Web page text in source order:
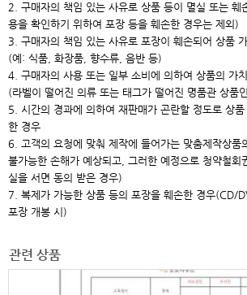
2. 구매자의 책임 있는 사유로 상품 등이 멸실 또는 훼
용을 확인하기 위하여 포장 등을 훼손한 경우는 제외)
3. 구매자의 책임 있는 사유로 포장이 훼손되어 상품
(예: 식품, 화장품, 향수류, 음반 등)
4. 구매자의 사용 또는 일부 소비에 의하여 상품의 가
(라벨이 떨어진 의류 또는 태그가 떨어진 명품관 상품
5. 시간의 경과에 의하여 재판매가 곤란할 정도로 상
한 경우
6. 고객의 요청에 맞춰 제작에 들어가는 맞춤제작상품
불가능한 손해가 예상되고, 그러한 예정으로 청약철회
실을 서면 동의 받은 경우)
7. 복제가 가능한 상품 등의 포장을 훼손한 경우(CD/
포장 개봉 시)
관련 상품